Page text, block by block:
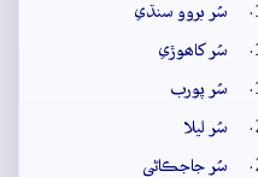
سُر بروو سنڌي
سُر کاھوڙي
سُر پورب
سُر ليلا
سُر جاجڪاڻي